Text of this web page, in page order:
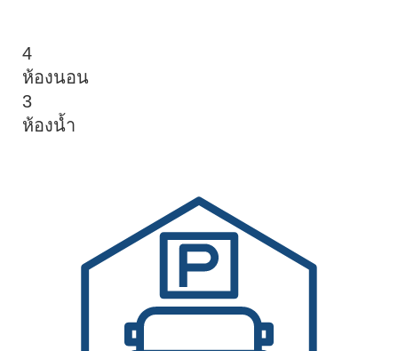
4
ห้องนอน
3
ห้องน้ำ